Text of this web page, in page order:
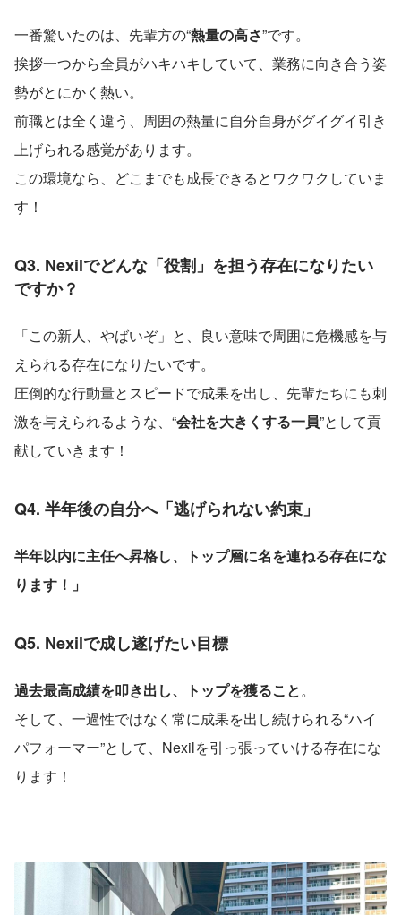
一番驚いたのは、先輩方の“熱量の高さ”です。
挨拶一つから全員がハキハキしていて、業務に向き合う姿
勢がとにかく熱い。
前職とは全く違う、周囲の熱量に自分自身がグイグイ引き
上げられる感覚があります。
この環境なら、どこまでも成長できるとワクワクしていま
す！
Q3. Nexilでどんな「役割」を担う存在になりたい
ですか？
「この新人、やばいぞ」と、良い意味で周囲に危機感を与
えられる存在になりたいです。
圧倒的な行動量とスピードで成果を出し、先輩たちにも刺
激を与えられるような、“会社を大きくする一員”として貢
献していきます！
Q4. 半年後の自分へ「逃げられない約束」
半年以内に主任へ昇格し、トップ層に名を連ねる存在にな
ります！」
Q5. Nexilで成し遂げたい目標
過去最高成績を叩き出し、トップを獲ること。
そして、一過性ではなく常に成果を出し続けられる“ハイ
パフォーマー”として、Nexilを引っ張っていける存在にな
ります！